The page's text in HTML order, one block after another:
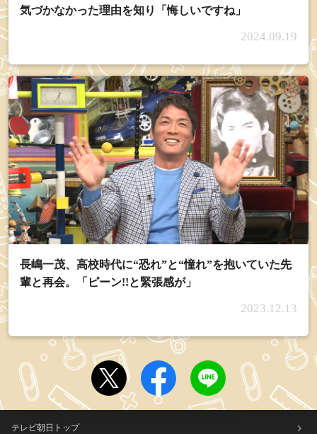
気づかなかった理由を知り「悔しいですね」
2024.09.19
長嶋一茂、高校時代に“恐れ”と“憧れ”を抱いていた先
輩と再会。「ピーン!!と緊張感が」
2023.12.13
テレビ朝日トップ